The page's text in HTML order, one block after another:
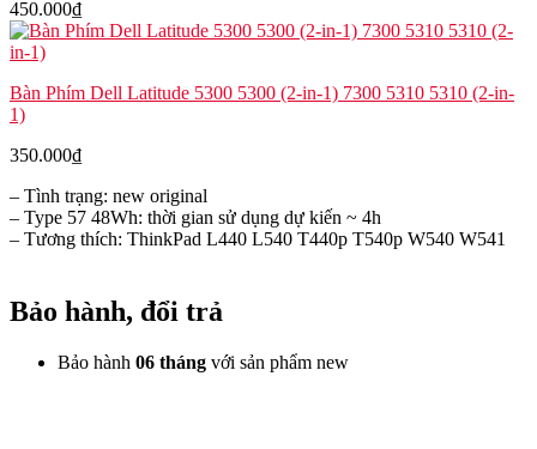
450.000₫
Bàn Phím Dell Latitude 5300 5300 (2-in-1) 7300 5310 5310 (2-in-
1)
350.000₫
– Tình trạng: new original
– Type 57 48Wh: thời gian sử dụng dự kiến ~ 4h
– Tương thích: ThinkPad L440 L540 T440p T540p W540 W541
Bảo hành, đổi trả
Bảo hành 06 tháng với sản phẩm new